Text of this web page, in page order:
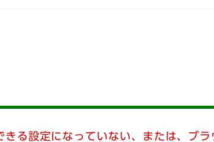
る設定になっていない、または、ブ